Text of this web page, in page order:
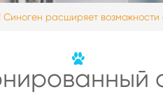
расширяет